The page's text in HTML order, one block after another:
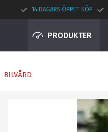
14 DAGARS ÖPPET KÖP
PRODUKTER
BILVÅRD